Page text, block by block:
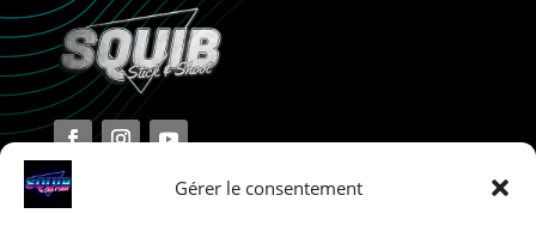
Gérer le consentement